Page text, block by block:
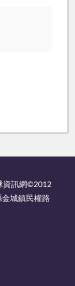
資訊網©2012
城鎮民權路